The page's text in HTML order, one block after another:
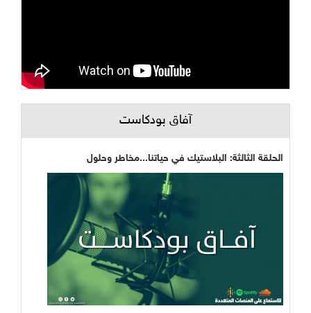
آفاق بودكاست
الحلقة الثالثة: البلاستيك في حياتنا...مخاطر وحلول